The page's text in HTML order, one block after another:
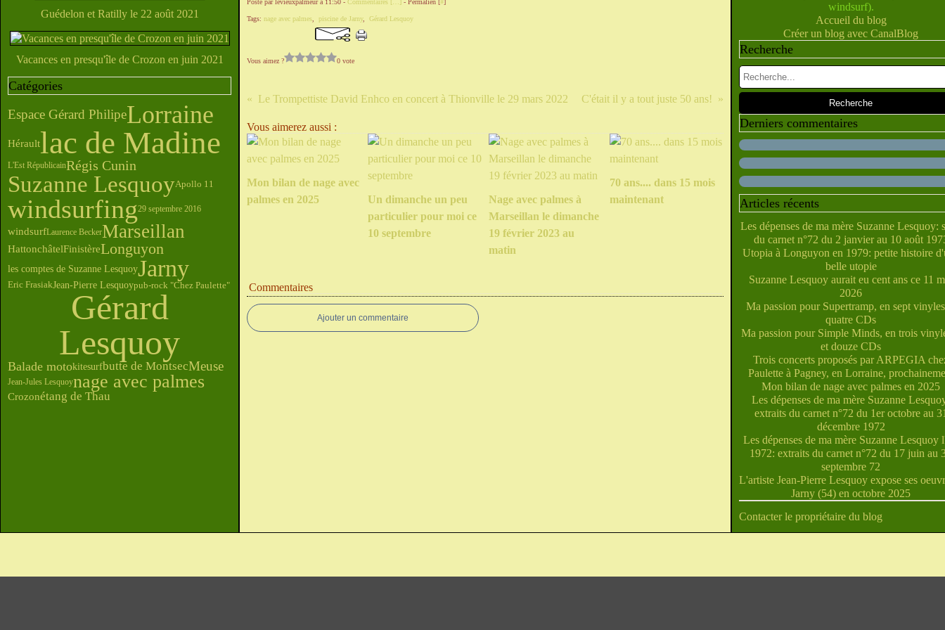
Guédelon et Ratilly le 22 août 2021
Vacances en presqu'île de Crozon en juin 2021
Catégories
Espace Gérard PhilipeLorraine
Héraultlac de Madine
L'Est RépublicainRégis Cunin
Suzanne LesquoyApollo 11
windsurfing29 septembre 2016
windsurfLaurence BeckerMarseillan
HattonchâtelFinistèreLonguyon
les comptes de Suzanne LesquoyJarny
Eric FrasiakJean-Pierre Lesquoypub-rock "Chez Paulette"
Gérard
Lesquoy
Balade motokitesurfbutte de MontsecMeuse
Jean-Jules Lesquoynage avec palmes
Crozonétang de Thau
Posté par levieuxpalmeur à 11:50 - Commentaires [ ] - Permalien [#]
Tags: nage avec palmes piscine de Jarny, Gérard Lesquoy
Vous aimez ? 0 vote
Le Trompettiste David Enhco en concert à Thionville le 29 mars 2022 C'était il y a tout juste 50 ans!
Vous aimerez aussi :
Mon bilan de nage avec
palmes en 2025
Un dimanche un peu
particulier pour moi ce
10 septembre
Nage avec palmes à
Marseillan le dimanche
19 février 2023 au
matin
70 ans.... dans 15 mois
maintenant
Commentaires
Ajouter un commentaire
Février(10)
Janvier(14)
Mars(9)
Février(10)
Janvier(10)
Avril(5)
Mars(5)
Février(7)
Mai(10)
Avril(5)
Mars(6)
Janvier(6)
Juin(28)
Mai(28)
Avril(21)
Février(31)
Juillet(40)
Juin(27)
Mai(31)
Mars(38)
Janvier(35)
windsurf).
Accueil du blog
Créer un blog avec CanalBlog
Recherche
Derniers commentaires
Articles récents
Les dépenses de ma mère Suzanne Lesquoy:
du carnet n°72 du 2 janvier au 10 août
Utopia à Longuyon en 1979: petite histoire
belle utopie
Suzanne Lesquoy aurait eu cent ans ce 11
2026
Ma passion pour Supertramp, en sept
quatre CDs
Ma passion pour Simple Minds, en trois
et douze CDs
Trois concerts proposés par ARPEGIA
Paulette à Pagney, en Lorraine,
Mon bilan de nage avec palmes en 2025
Les dépenses de ma mère Suzanne
extraits du carnet n°72 du 1er octobre au
décembre 1972
Les dépenses de ma mère Suzanne Lesquoy
1972: extraits du carnet n°72 du 17 juin au
septembre 72
L'artiste Jean-Pierre Lesquoy expose ses
Jarny (54) en octobre 2025
Contacter le propriétaire du blog